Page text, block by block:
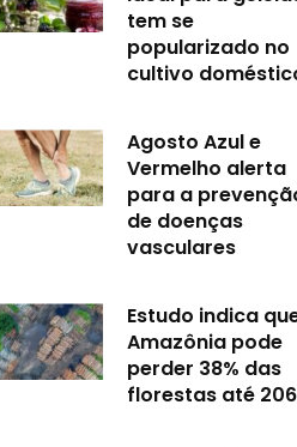
tem se
popularizado no
cultivo
Agosto Azul e
Vermelho alerta
para a
de doenças
vasculares
Estudo indica
Amazônia pode
perder 38% das
florestas até